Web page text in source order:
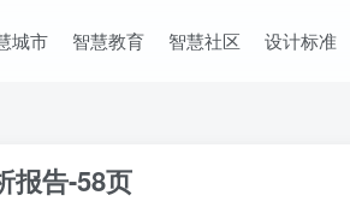
城市 智慧教育 智慧社区 设计标准
报告-58页